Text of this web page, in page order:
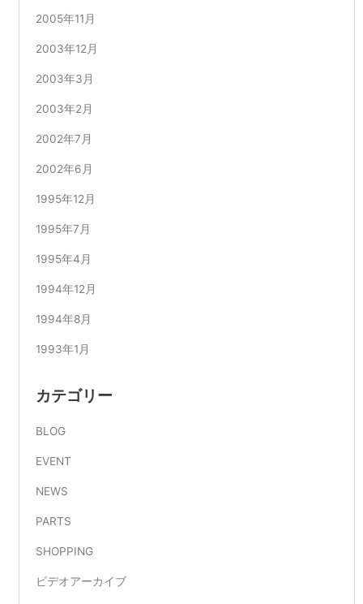
2005年11月
2003年12月
2003年3月
2003年2月
2002年7月
2002年6月
1995年12月
1995年7月
1995年4月
1994年12月
1994年8月
1993年1月
カテゴリー
BLOG
EVENT
NEWS
PARTS
SHOPPING
ビデオアーカイブ